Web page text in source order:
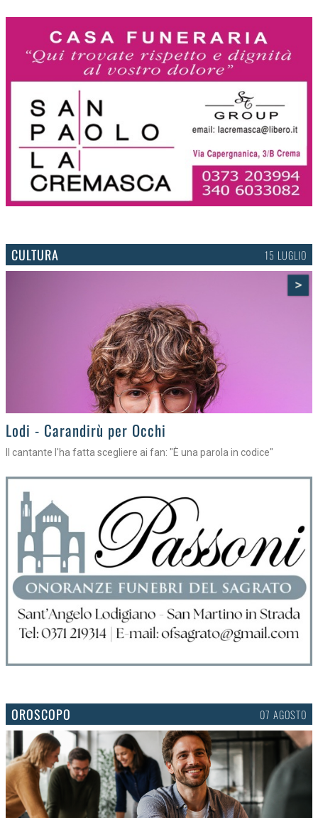
CULTURA 15 LUGLIO
>
Lodi - Carandirù per Occhi
Il cantante l'ha fatta scegliere ai fan: "È una parola in codice"
OROSCOPO 07 AGOSTO